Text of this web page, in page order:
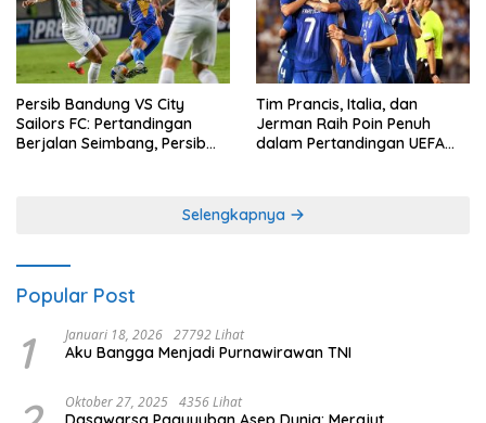
Persib Bandung VS City
Sailors FC: Pertandingan
Berjalan Seimbang, Persib
Tim Prancis, Italia, dan
Jerman Raih Poin Penuh
dalam Pertandingan UEFA
Selengkapnya
Popular Post
1 Januari 18, 2026 27792 Lihat
Aku Bangga Menjadi Purnawirawan TNI
Oktober 27, 2025 4356 Lihat